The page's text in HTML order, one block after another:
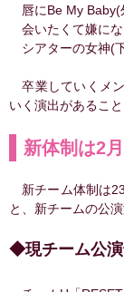
唇にBe My Baby(
会いたくて嫌に
シアターの女神(
卒業していくメ
いく演出があるこ
新体制は2
新チーム体制は
と、新チームの公
◆現チーム公